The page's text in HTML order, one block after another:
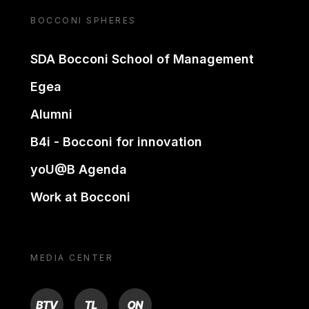
BOCCONI SPHERES
SDA Bocconi School of Management
Egea
Alumni
B4i - Bocconi for innovation
yoU@B Agenda
Work at Bocconi
MEDIA CENTER
BTV TL ON